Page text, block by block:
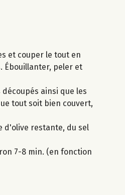
et couper le tout en
Ébouillanter, peler et
ainsi que les
tout soit bien couvert,
d'olive restante, du sel
7-8 min. (en fonction